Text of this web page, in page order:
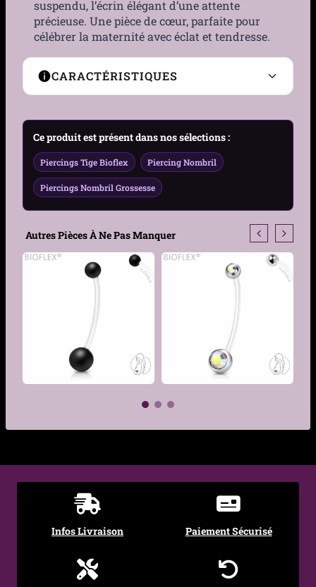
suspendu, l’écrin élégant d’une attente
précieuse. Une pièce de cœur, parfaite pour
célébrer la maternité avec éclat et tendresse.
CARACTÉRISTIQUES
Type de bijou
Piercing nombril de
grossesse
Genre Femme
Matière de la tige
Bioflex (flexible et
Épaisseur Tige 1.6mm
Longueur Tige 38 mm
Type de filetage Filetage externe 1,2 mm
Dimensions des
éléments
Boule supérieure : 5 mm
Zircon inférieur : 8 mm
Pendentif pieds de bébé :
Matière du
Acier chirurgical 316L
Couleur Bleu, Blanc, Rose
Ce produit est présent dans nos sélections :
Piercings Tige Bioflex Piercing Nombril
Piercings Nombril Grossesse
Autres Pièces À Ne Pas Manquer
Infos Livraison Paiement Sécurisé